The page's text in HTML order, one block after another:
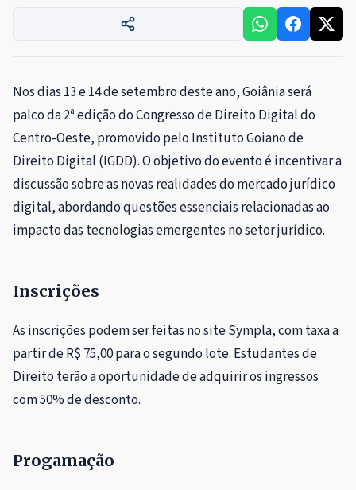
Nos dias 13 e 14 de setembro deste ano, Goiânia será
palco da 2ª edição do Congresso de Direito Digital do
Centro-Oeste, promovido pelo Instituto Goiano de
Direito Digital (IGDD). O objetivo do evento é incentivar a
discussão sobre as novas realidades do mercado jurídico
digital, abordando questões essenciais relacionadas ao
impacto das tecnologias emergentes no setor jurídico.
Inscrições
As inscrições podem ser feitas no site Sympla, com taxa a
partir de R$ 75,00 para o segundo lote. Estudantes de
Direito terão a oportunidade de adquirir os ingressos
com 50% de desconto.
Progamação